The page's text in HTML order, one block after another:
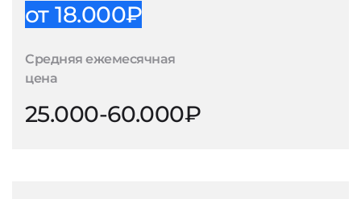
от 18.000₽
Средняя ежемесячная
цена
25.000-60.000₽